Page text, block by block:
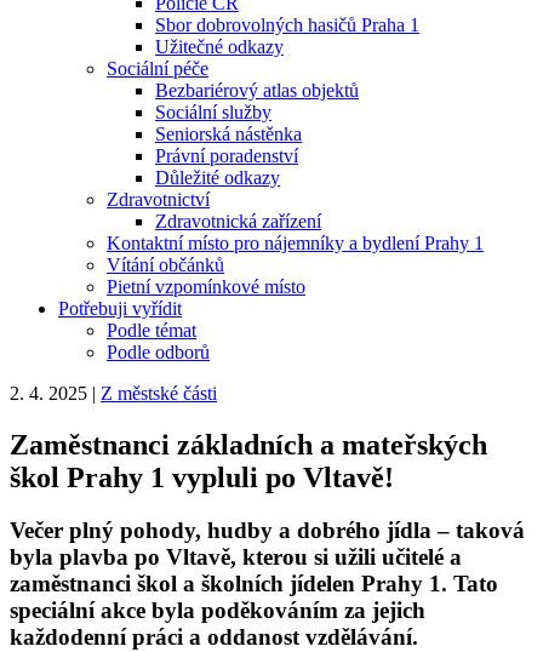
Sbor dobrovolných hasičů Praha 1
Užitečné odkazy
Sociální péče
Bezbariérový atlas objektů
Sociální služby
Seniorská nástěnka
Právní poradenství
Důležité odkazy
Zdravotnictví
Zdravotnická zařízení
Kontaktní místo pro nájemníky a bydlení Prahy 1
Vítání občánků
Pietní vzpomínkové místo
Potřebuji vyřídit
Podle témat
Podle odborů
2. 4. 2025 | Z městské části
Zaměstnanci základních a mateřských
škol Prahy 1 vypluli po Vltavě!
Večer plný pohody, hudby a dobrého jídla – taková
byla plavba po Vltavě, kterou si užili učitelé a
zaměstnanci škol a školních jídelen Prahy 1. Tato
speciální akce byla poděkováním za jejich
každodenní práci a oddanost vzdělávání.